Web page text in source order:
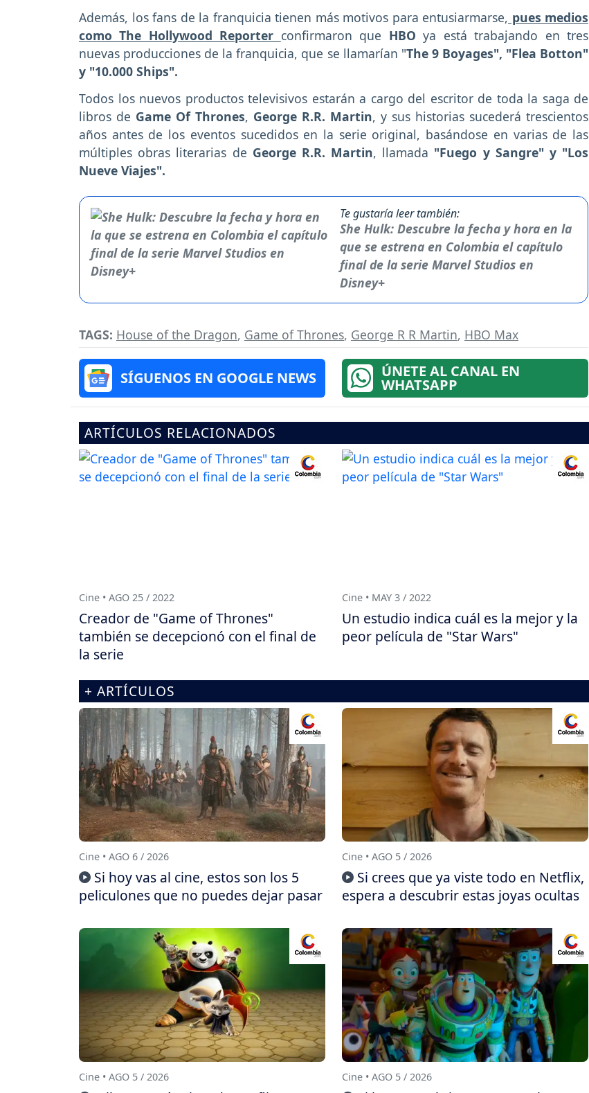
Además, los fans de la franquicia tienen más motivos para entusiarmarse, pues medios
como The Hollywood Reporter confirmaron que HBO ya está trabajando en tres
nuevas producciones de la franquicia, que se llamarían "The 9 Boyages", "Flea Botton"
y "10.000 Ships".
Todos los nuevos productos televisivos estarán a cargo del escritor de toda la saga de
libros de Game Of Thrones, George R.R. Martin, y sus historias sucederá trescientos
años antes de los eventos sucedidos en la serie original, basándose en varias de las
múltiples obras literarias de George R.R. Martin, llamada "Fuego y Sangre" y "Los
Nueve Viajes".
Te gustaría leer también:
She Hulk: Descubre la fecha y hora en la
que se estrena en Colombia el capítulo
final de la serie Marvel Studios en
Disney+
TAGS: House of the Dragon, Game of Thrones, George R R Martin, HBO Max
SÍGUENOS EN GOOGLE NEWS ÚNETE AL CANAL EN
WHATSAPP
ARTÍCULOS RELACIONADOS
Cine • AGO 25 / 2022
Creador de "Game of Thrones"
también se decepcionó con el final de
la serie
Cine • MAY 3 / 2022
Un estudio indica cuál es la mejor y la
peor película de "Star Wars"
+ ARTÍCULOS
Cine • AGO 6 / 2026
Si hoy vas al cine, estos son los 5
peliculones que no puedes dejar pasar
Cine • AGO 5 / 2026
Si crees que ya viste todo en Netflix,
espera a descubrir estas joyas ocultas
Cine • AGO 5 / 2026 Cine • AGO 5 / 2026